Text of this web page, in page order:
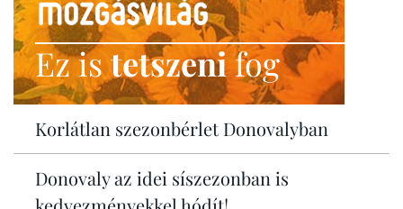
Ez istetszenifog
Korlátlan szezonbérlet Donovalyban
Donovaly az idei síszezonban is